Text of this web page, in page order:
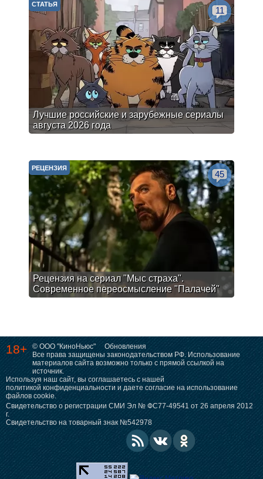
Лучшие российские и зарубежные сериалы
августа 2026 года
СТАТЬЯ
11
Рецензия на сериал "Мыс страха".
Современное переосмысление "Палачей"
РЕЦЕНЗИЯ
45
18+ © ООО "КиноНьюс"
Обновления
Все права защищены законодательством РФ. Использование
материалов сайта возможно только с прямой ссылкой на
источник.
Используя наш сайт, вы соглашаетесь с нашей
политикой конфиденциальности и даете согласие на использование
файлов cookie.
Свидетельство о регистрации СМИ Эл № ФС77-49541 от 26 апреля 2012
г.
Свидетельство на товарный знак №542978